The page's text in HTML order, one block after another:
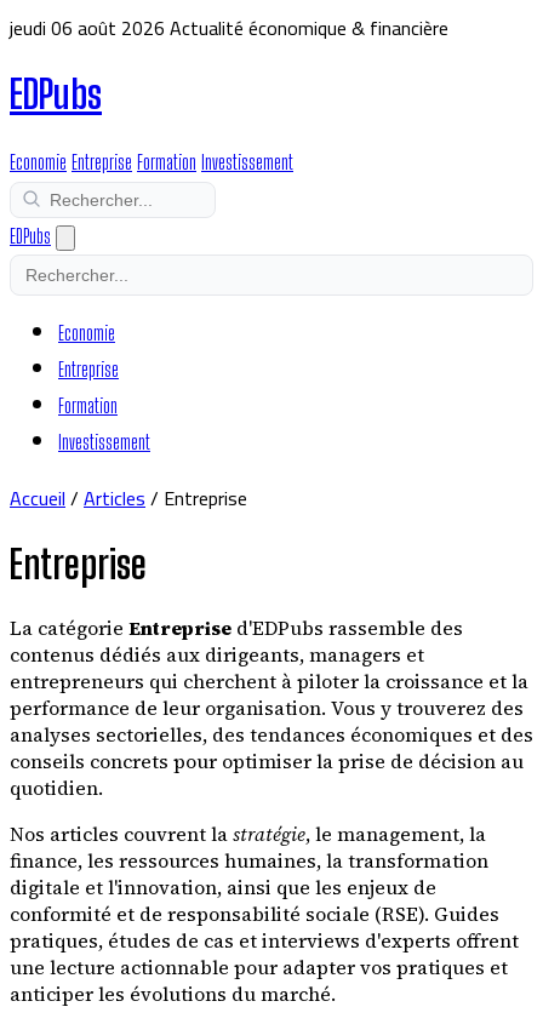
jeudi 06 août 2026Actualité économique & financière
EDPubs
Economie Entreprise Formation Investissement
EDPubs
Economie
Entreprise
Formation
Investissement
Accueil/Articles/ Entreprise
Entreprise
La catégorie Entreprise d'EDPubs rassemble des
contenus dédiés aux dirigeants, managers et
entrepreneurs qui cherchent à piloter la croissance et la
performance de leur organisation. Vous y trouverez des
analyses sectorielles, des tendances économiques et des
conseils concrets pour optimiser la prise de décision au
quotidien.
Nos articles couvrent lastratégie, le management, la
finance, les ressources humaines, la transformation
digitale et l'innovation, ainsi que les enjeux de
conformité et de responsabilité sociale (RSE). Guides
pratiques, études de cas et interviews d'experts offrent
une lecture actionnable pour adapter vos pratiques et
anticiper les évolutions du marché.